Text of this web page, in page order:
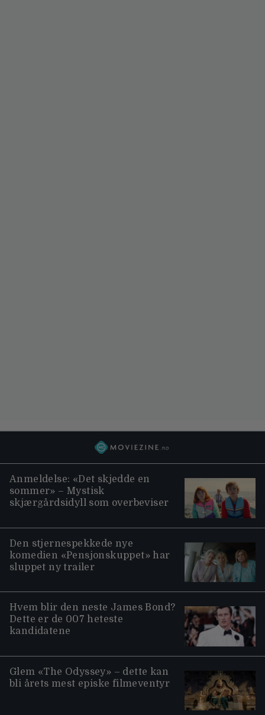
Anmeldelse: «Det skjedde en
sommer» – Mystisk
skjærgårdsidyll som overbeviser
Den stjernespekkede nye
komedien «Pensjonskuppet» har
sluppet ny trailer
Hvem blir den neste James Bond?
Dette er de 007 heteste
kandidatene
Glem «The Odyssey» – dette kan
bli årets mest episke filmeventyr